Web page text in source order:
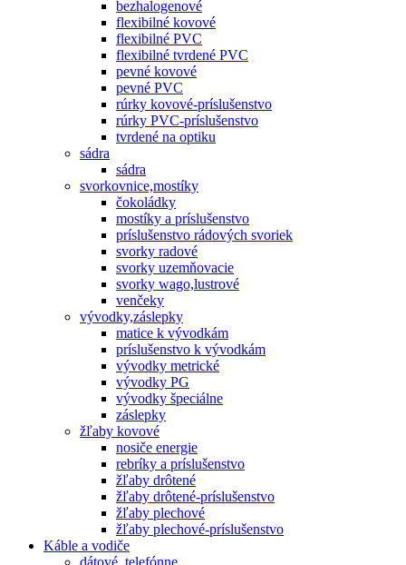
bezhalogenové
flexibilné kovové
flexibilné PVC
flexibilné tvrdené PVC
pevné kovové
pevné PVC
rúrky kovové-príslušenstvo
rúrky PVC-príslušenstvo
tvrdené na optiku
sádra
sádra
svorkovnice,mostíky
čokoládky
mostíky a príslušenstvo
príslušenstvo rádových svoriek
svorky radové
svorky uzemňovacie
svorky wago,lustrové
venčeky
vývodky,záslepky
matice k vývodkám
príslušenstvo k vývodkám
vývodky metrické
vývodky PG
vývodky špeciálne
záslepky
žľaby kovové
nosiče energie
rebríky a príslušenstvo
žľaby drôtené
žľaby drôtené-príslušenstvo
žľaby plechové
žľaby plechové-príslušenstvo
Káble a vodiče
dátové, telefónne